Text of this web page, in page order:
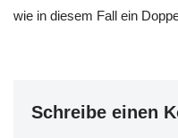
wie in diesem Fall ein
Schreibe einen